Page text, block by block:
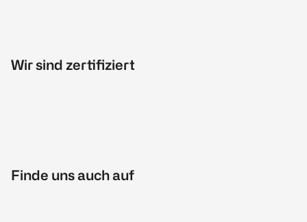
Wir sind zertifiziert
Finde uns auch auf